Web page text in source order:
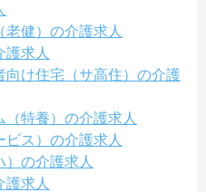
健）の介護求人
護求人
け住宅（サ高住）の介護
特養）の介護求人
ス）の介護求人
の介護求人
護求人